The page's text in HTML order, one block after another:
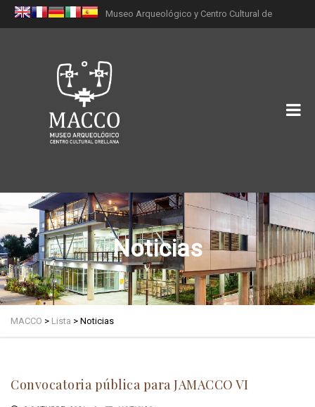
Museo Arqueológico y Centro Cultural de
Noticias
MACCO > Lista > Noticias
Convocatoria pública para JAMACCO VI